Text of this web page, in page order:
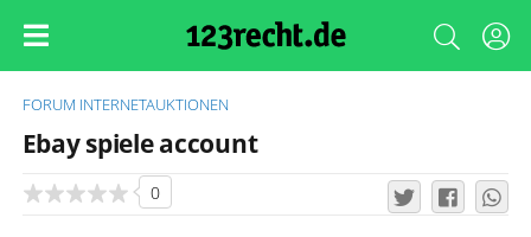
FORUM INTERNETAUKTIONEN
Ebay spiele account
0